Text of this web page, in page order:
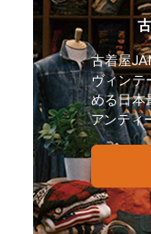
古着屋
ヴィンテ
める日本
アンティ